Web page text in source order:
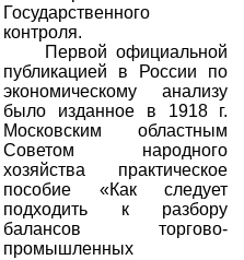
Государственного
контроля.
Первой официальной
публикацией в России по
экономическому анализу
было изданное в 1918 г.
Московским областным
Советом народного
хозяйства практическое
пособие «Как следует
подходить к разбору
балансов торгово-
промышленных